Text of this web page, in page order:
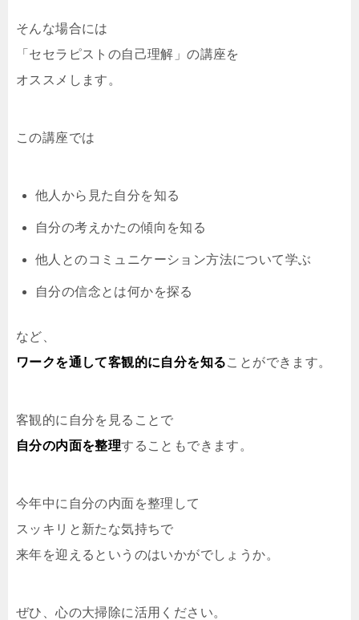
そんな場合には
「セセラピストの自己理解」の講座を
オススメします。
この講座では
他人から見た自分を知る
自分の考えかたの傾向を知る
他人とのコミュニケーション方法について学ぶ
自分の信念とは何かを探る
など、
ワークを通して客観的に自分を知ることができます。
客観的に自分を見ることで
自分の内面を整理することもできます。
今年中に自分の内面を整理して
スッキリと新たな気持ちで
来年を迎えるというのはいかがでしょうか。
ぜひ、心の大掃除に活用ください。